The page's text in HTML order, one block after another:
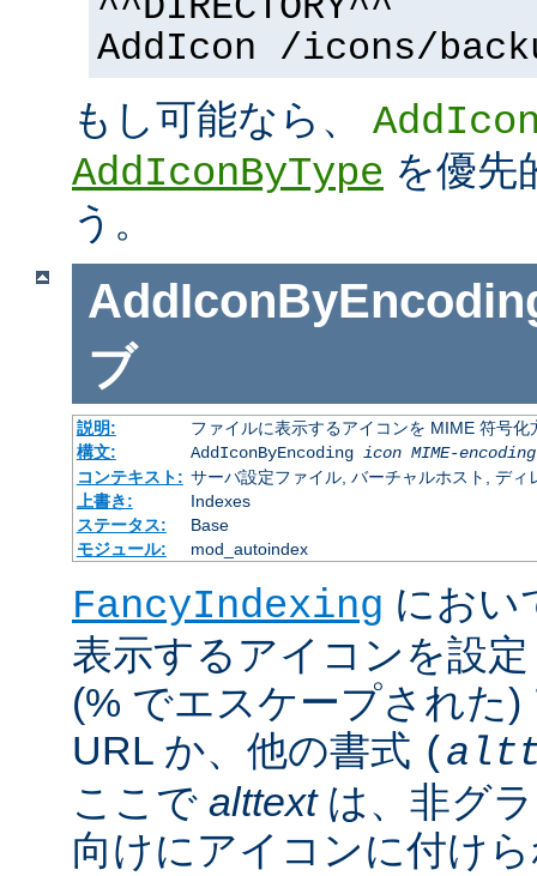
AddIcon /icons/
もし可能なら、
AddIconByType を優先
う。
ブ
説明:
ファイルに表示するアイコンを MIME 符号化
構文:
AddIconByEncoding icon MIME-encoding
コンテキスト: サーバ設定ファイル, バーチャルホスト, ディ
上書き:
Indexes
ステータス:
Base
モジュール:
mod_autoindex
FancyIndexing におい
表示するアイコンを設
(% でエスケープされた
URL か、他の書式 (
ここで alttextは、非グ
向けにアイコンに付け